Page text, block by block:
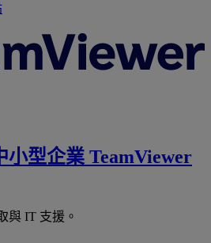
小型企業 TeamViewer
與 IT 支援。